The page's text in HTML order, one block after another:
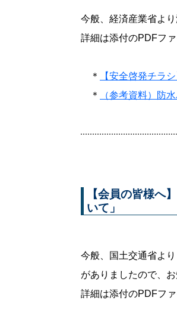
今般、経済産業省よ
詳細は添付のPDFフ
＊
【安全啓発チラ
＊
（参考資料）防
【会員の皆様へ
いて」
今般、国土交通省よ
がありましたので、お
詳細は添付のPDFフ